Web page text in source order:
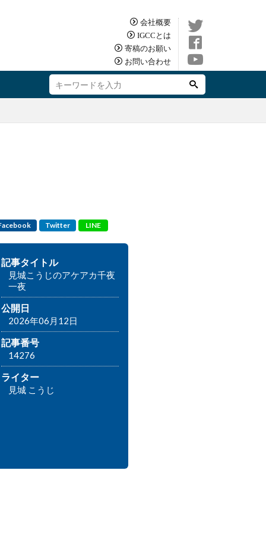
会社概要
IGCCとは
寄稿のお願い
お問い合わせ
Twitter LINE
記事タイトル
見城こうじのアケアカ千夜
一夜
公開日
2026年06月12日
記事番号
14276
ライター
見城 こうじ